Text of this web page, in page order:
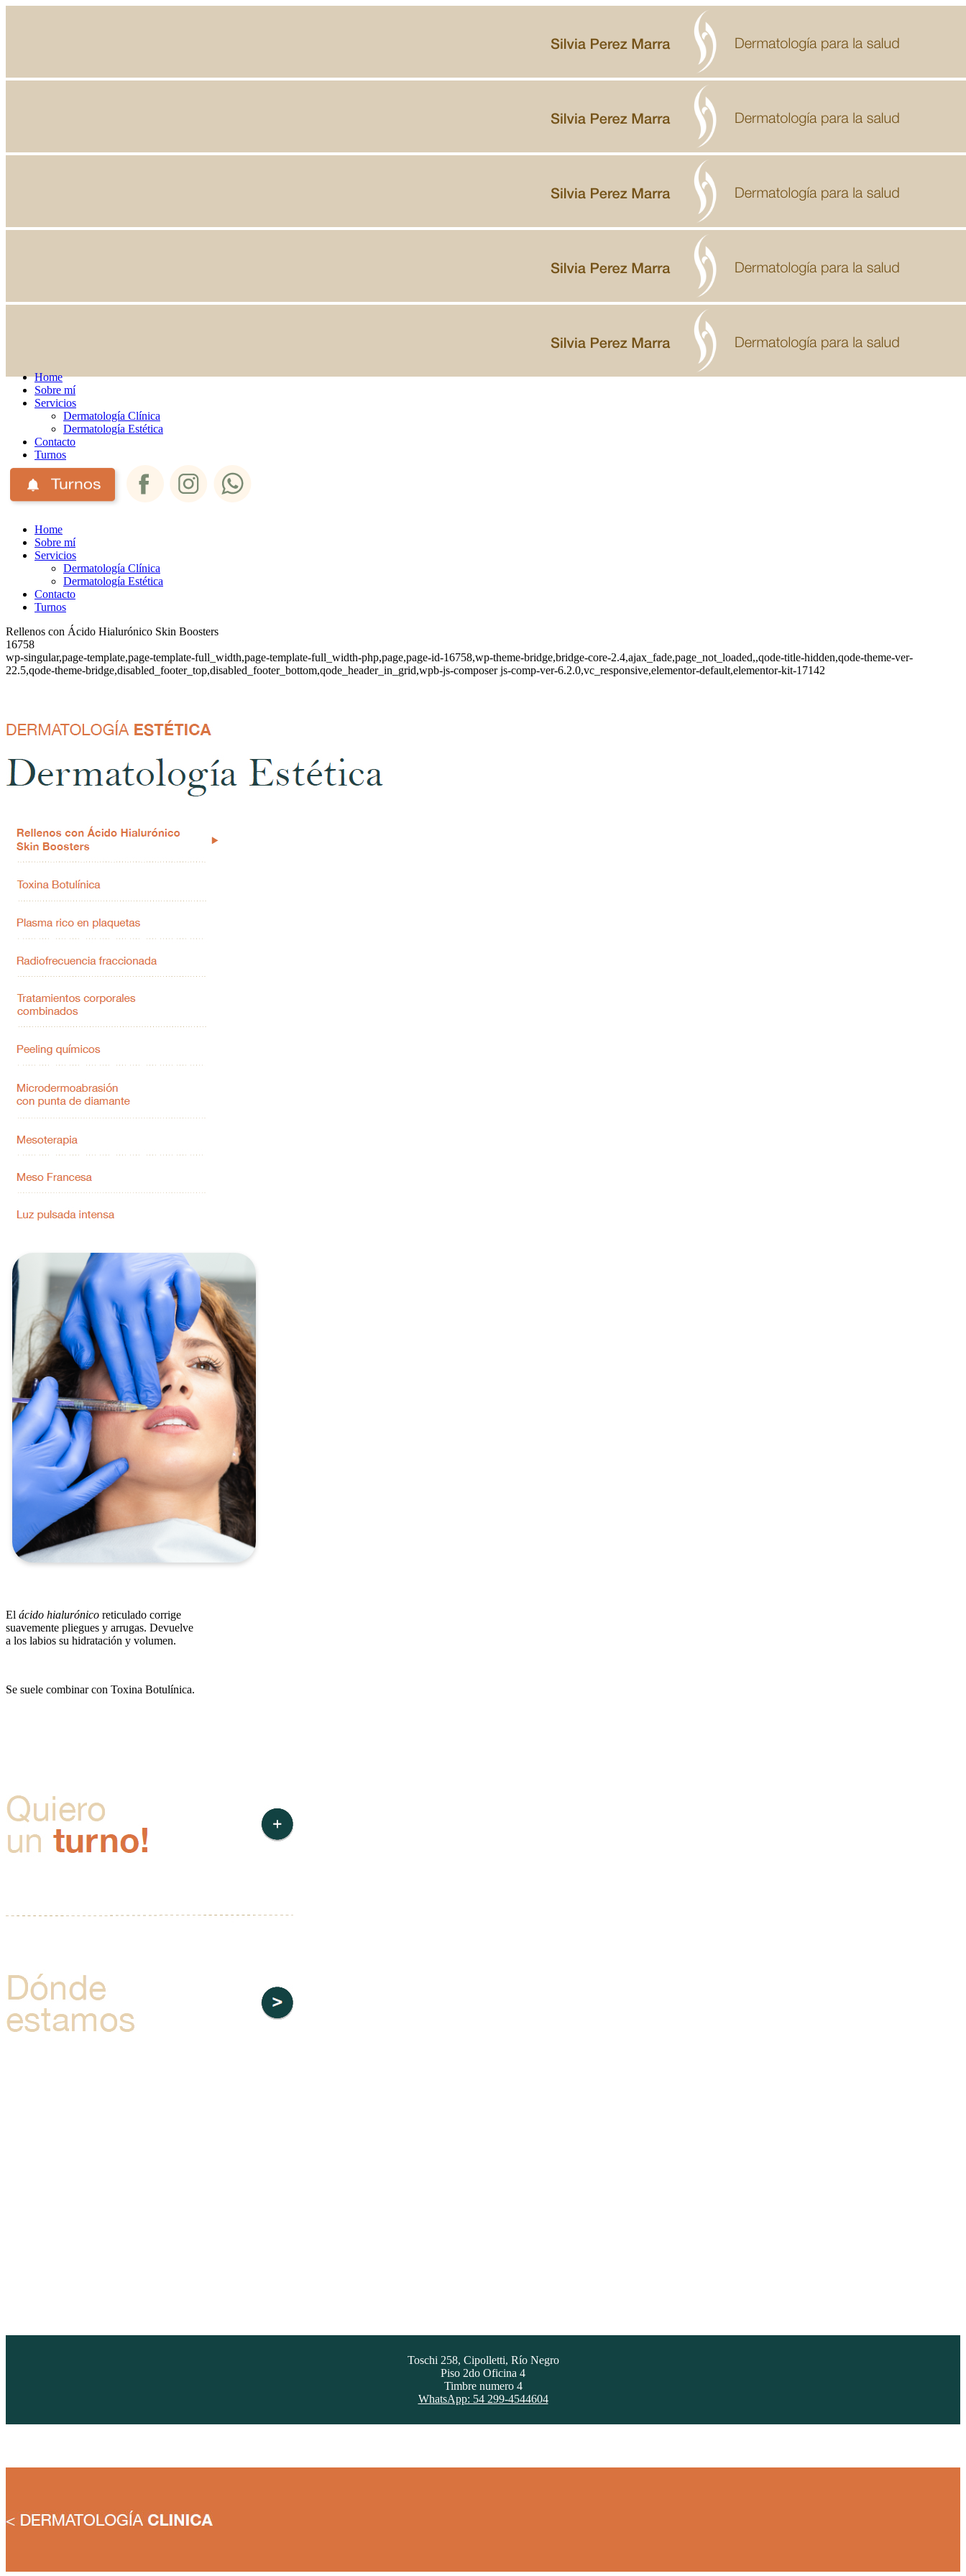
Home
Sobre mí
Servicios
Dermatología Clínica
Dermatología Estética
Contacto
Turnos
Home
Sobre mí
Servicios
Dermatología Clínica
Dermatología Estética
Contacto
Turnos
Rellenos con Ácido Hialurónico Skin Boosters
16758
wp-singular,page-template,page-template-full_width,page-template-full_width-php,page,page-id-16758,wp-theme-bridge,bridge-core-2.4,ajax_fade,page_not_loaded,,qode-title-hidden,qode-theme-ver-
22.5,qode-theme-bridge,disabled_footer_top,disabled_footer_bottom,qode_header_in_grid,wpb-js-composer js-comp-ver-6.2.0,vc_responsive,elementor-default,elementor-kit-17142
El ácido hialurónico reticulado corrige
suavemente pliegues y arrugas. Devuelve
a los labios su hidratación y volumen.
Se suele combinar con Toxina Botulínica.
Toschi 258, Cipolletti, Río Negro
Piso 2do Oficina 4
Timbre numero 4
WhatsApp: 54 299-4544604